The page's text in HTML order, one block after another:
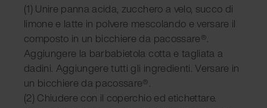
(1) Unire panna acida, zucchero a velo, succo di
limone e latte in polvere mescolando e versare il
composto in un bicchiere da pacossare®.
Aggiungere la barbabietola cotta e tagliata a
dadini. Aggiungere tutti gli ingredienti. Versare in
un bicchiere da pacossare®.
(2) Chiudere con il coperchio ed etichettare.